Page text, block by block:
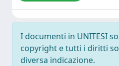
I documenti in UNITESI
copyright e tutti i diritti
diversa indicazione.